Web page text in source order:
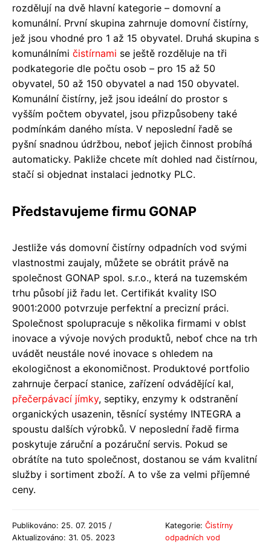
rozdělují na dvě hlavní kategorie – domovní a
komunální. První skupina zahrnuje domovní čistírny,
jež jsou vhodné pro 1 až 15 obyvatel. Druhá skupina s
komunálními čistírnami se ještě rozděluje na tři
podkategorie dle počtu osob – pro 15 až 50
obyvatel, 50 až 150 obyvatel a nad 150 obyvatel.
Komunální čistírny, jež jsou ideální do prostor s
vyšším počtem obyvatel, jsou přizpůsobeny také
podmínkám daného místa. V neposlední řadě se
pyšní snadnou údržbou, neboť jejich činnost probíhá
automaticky. Pakliže chcete mít dohled nad čistírnou,
stačí si objednat instalaci jednotky PLC.
Představujeme firmu GONAP
Jestliže vás domovní čistírny odpadních vod svými
vlastnostmi zaujaly, můžete se obrátit právě na
společnost GONAP spol. s.r.o., která na tuzemském
trhu působí již řadu let. Certifikát kvality ISO
9001:2000 potvrzuje perfektní a precizní práci.
Společnost spolupracuje s několika firmami v oblst
inovace a vývoje nových produktů, neboť chce na trh
uvádět neustále nové inovace s ohledem na
ekologičnost a ekonomičnost. Produktové portfolio
zahrnuje čerpací stanice, zařízení odvádějící kal,
přečerpávací jímky, septiky, enzymy k odstranění
organických usazenin, těsnící systémy INTEGRA a
spoustu dalších výrobků. V neposlední řadě firma
poskytuje záruční a pozáruční servis. Pokud se
obrátíte na tuto společnost, dostanou se vám kvalitní
služby i sortiment zboží. A to vše za velmi příjemné
ceny.
Publikováno: 25. 07. 2015 /
Aktualizováno: 31. 05. 2023
Kategorie:Čistírny
odpadních vod